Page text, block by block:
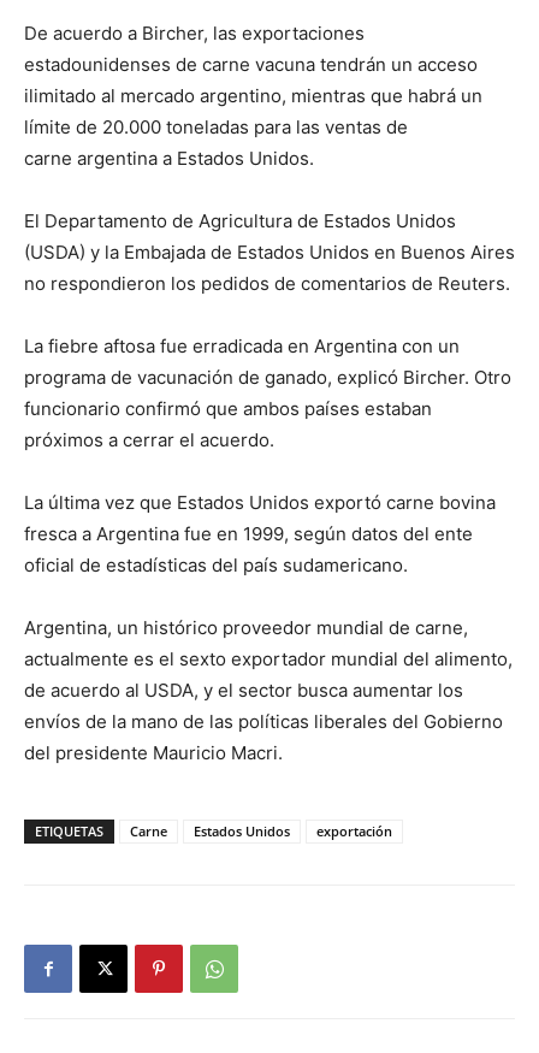
De acuerdo a Bircher, las exportaciones
estadounidenses de carne vacuna tendrán un acceso
ilimitado al mercado argentino, mientras que habrá un
límite de 20.000 toneladas para las ventas de
carne argentina a Estados Unidos.
El Departamento de Agricultura de Estados Unidos
(USDA) y la Embajada de Estados Unidos en Buenos Aires
no respondieron los pedidos de comentarios de Reuters.
La fiebre aftosa fue erradicada en Argentina con un
programa de vacunación de ganado, explicó Bircher. Otro
funcionario confirmó que ambos países estaban
próximos a cerrar el acuerdo.
La última vez que Estados Unidos exportó carne bovina
fresca a Argentina fue en 1999, según datos del ente
oficial de estadísticas del país sudamericano.
Argentina, un histórico proveedor mundial de carne,
actualmente es el sexto exportador mundial del alimento,
de acuerdo al USDA, y el sector busca aumentar los
envíos de la mano de las políticas liberales del Gobierno
del presidente Mauricio Macri.
ETIQUETAS Carne Estados Unidos exportación